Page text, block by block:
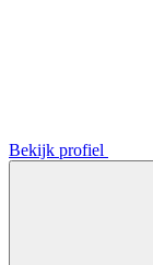
Bekijk profiel